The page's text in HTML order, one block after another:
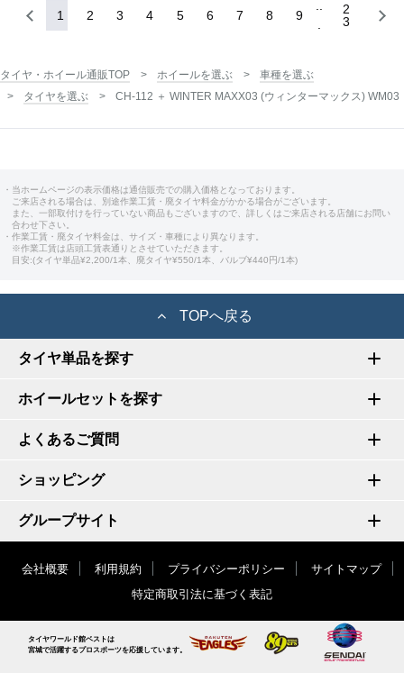
1 2 3 4 5 6 7 8 9
2
3
タイヤ・ホイール通販TOP ホイールを選ぶ
車種を選ぶ
タイヤを選ぶ
CH-112 ＋ WINTER MAXX03 (ウィンターマックス) WM03
・当ホームページの表示価格は通信販売での購入価格となっております。
ご来店される場合は、別途作業工賃・廃タイヤ料金がかかる場合がございます。
また、一部取付けを行っていない商品もございますので、詳しくはご来店される店舗にお問い
合わせ下さい。
・作業工賃・廃タイヤ料金は、サイズ・車種により異なります。
※作業工賃は店頭工賃表通りとさせていただきます。
目安:(タイヤ単品¥2,200/1本、廃タイヤ¥550/1本、バルブ¥440円/1本)
TOPへ戻る
タイヤ単品を探す
ホイールセットを探す
よくあるご質問
ショッピング
グループサイト
会社概要 利用規約 プライバシーポリシー
サイトマップ
特定商取引法に基づく表記
タイヤワールド館ベストは
宮城で活躍するプロスポーツを応援しています。